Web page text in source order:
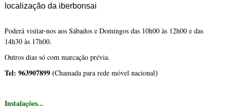
localização da iberbonsai
Poderá visitar-nos aos Sábados e Domingos das 10h00 às 12h00 e das
14h30 às 17h00.
Outros dias só com marcação prévia.
Tel: 963907899 (Chamada para rede móvel nacional)
Instalações...